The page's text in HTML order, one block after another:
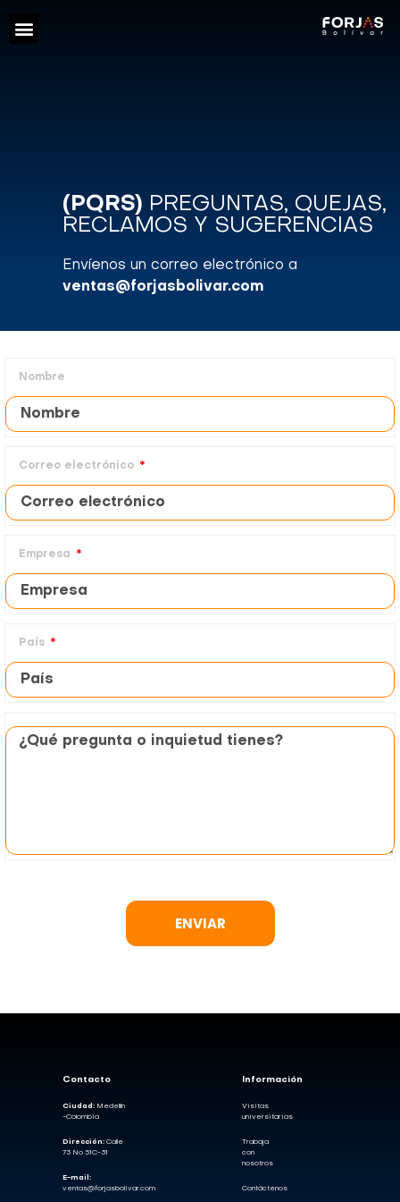
(PQRS) PREGUNTAS, QUEJAS,
RECLAMOS Y SUGERENCIAS
Envíenos un correo electrónico a
ventas@forjasbolivar.com
Nombre
Correo electrónico
Empresa
País
ENVIAR
Contacto
Ciudad: Medellín
-Colombia
Dirección: Calle
73 No 51C-31
E-mail:
ventas@forjasbolivar.com
Información
Visitas
universitarias
Trabaja
con
nosotros
Contáctenos